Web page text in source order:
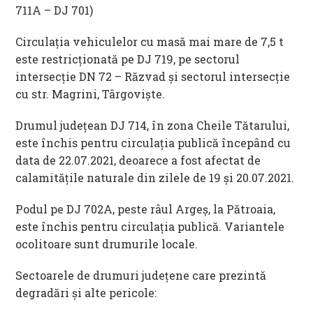
711A – DJ 701)
Circulația vehiculelor cu masă mai mare de 7,5 t
este restricționată pe DJ 719, pe sectorul
intersecție DN 72 – Răzvad și sectorul intersecție
cu str. Magrini, Târgoviște.
Drumul județean DJ 714, în zona Cheile Tătarului,
este închis pentru circulația publică începând cu
data de 22.07.2021, deoarece a fost afectat de
calamitățile naturale din zilele de 19 și 20.07.2021.
Podul pe DJ 702A, peste râul Argeş, la Pătroaia,
este închis pentru circulaţia publică. Variantele
ocolitoare sunt drumurile locale.
Sectoarele de drumuri judeţene care prezintă
degradări şi alte pericole: